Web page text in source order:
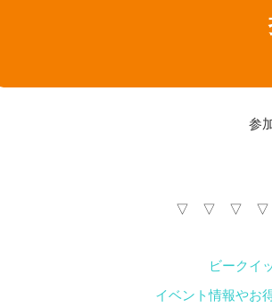
参
▽ ▽ ▽
ビークイ
イベント情報やお